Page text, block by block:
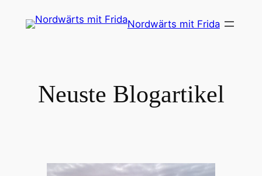
Inhalt
Nordwärts mit Frida
Neuste Blogartikel